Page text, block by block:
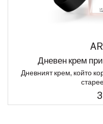
Дневен крем
Дневният крем, който